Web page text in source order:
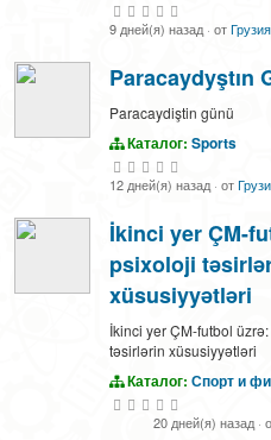
9 дней(я) назад· от
Paracaydyştın
Paracaydiştin günü
Каталог: Sports
12 дней(я) назад· от
İkinci yer ÇM-
psixoloji
xüsusiyyətləri
İkinci yer ÇM-futbol
təsirlərin xüsusiyyətləri
Каталог: Спорт и
20 дней(я) назад·